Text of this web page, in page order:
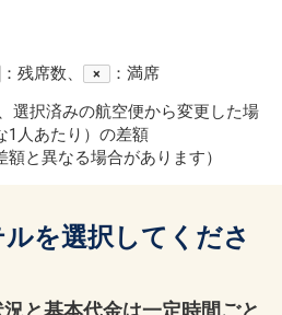
：残席数、 ×
：満席
選択済みの航空便から変更した場
1人あたり）の差額
額と異なる場合があります）
を選択してくださ
と基本代金は一定時間ごと